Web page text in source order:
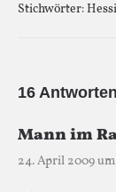
Stichwörter:
16 Antworten
Mann im
24. April 2009 um